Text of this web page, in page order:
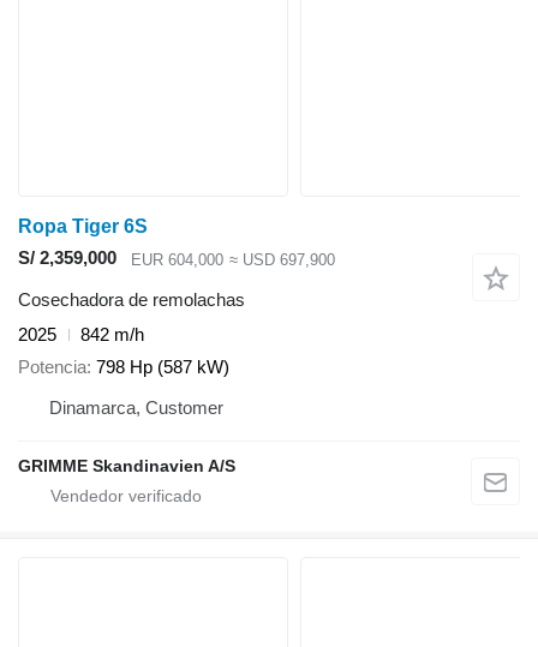
Ropa Tiger 6S
S/ 2,359,000
EUR 604,000 ≈ USD 697,900
Cosechadora de remolachas
2025
842 m/h
Potencia 798 Hp (587 kW)
Dinamarca, Customer
GRIMME Skandinavien A/S